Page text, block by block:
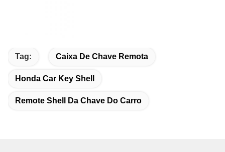
Tag: Caixa De Chave Remota
Honda Car Key Shell
Remote Shell Da Chave Do Carro